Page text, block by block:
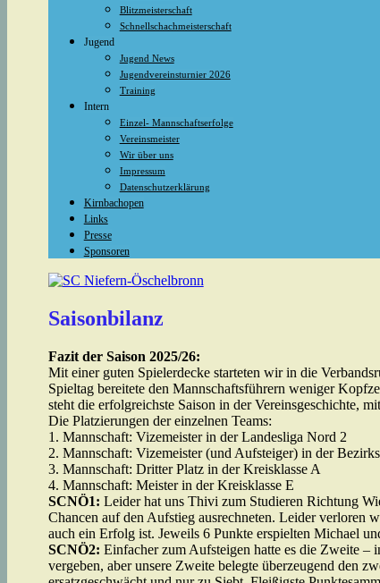
Blitzmeisterschaft
Schnellschachmeisterschaft
Jugend
Jugend News
Jugendvereinsturnier 2026
Training
Intern
Einzel- Mannschaftserfolge
Vereinsmeister
Wir über uns
Impressum
Datenschutzerklärung
Kirnbachopen
Links
Presse
Sponsoren
Saisonbilanz
Fazit der Saison 2025/26:
Mit einer guten Spielerdecke starteten wir in die
Spieltag bereitete den Mannschaftsführern weniger
steht die erfolgreichste Saison in der Vereinsgeschichte,
Die Platzierungen der einzelnen Teams:
1. Mannschaft: Vizemeister in der Landesliga Nord 2
2. Mannschaft: Vizemeister (und Aufsteiger) in der
3. Mannschaft: Dritter Platz in der Kreisklasse A
4. Mannschaft: Meister in der Kreisklasse E
SCNÖ1: Leider hat uns Thivi zum Studieren Richtung
Chancen auf den Aufstieg ausrechneten. Leider verloren
auch ein Erfolg ist. Jeweils 6 Punkte erspielten Michael
SCNÖ2: Einfacher zum Aufsteigen hatte es die Zweite –
vergeben, aber unsere Zweite belegte überzeugend den